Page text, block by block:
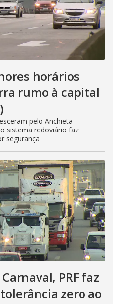
horários
rumo à capital
pelo Anchieta-
sistema rodoviário faz
segurança
PRF faz
zero ao